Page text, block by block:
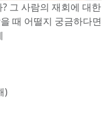
그 사람의 재회에 대한
때 어떨지 궁금하다면
)